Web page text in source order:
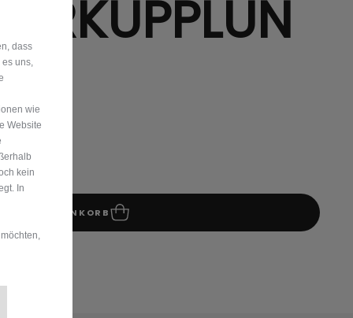
IN DEN WARENKORB
dass
uns,
wie
Website
kein
In